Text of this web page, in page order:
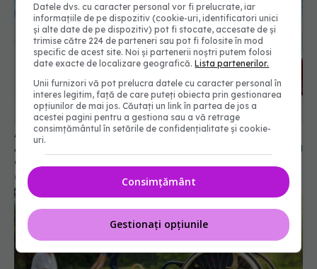
Alertă în Europa după un nou caz de hantavirus
Anzi, singura tulpină care se transmite de la om la
06 aug 2026, 20:06
Datele dvs. cu caracter personal vor fi prelucrate, iar
informațiile de pe dispozitiv (cookie-uri, identificatori unici
și alte date de pe dispozitiv) pot fi stocate, accesate de și
trimise către 224 de parteneri sau pot fi folosite în mod
specific de acest site. Noi și partenerii noștri putem folosi
date exacte de localizare geografică.Lista partenerilor.
Unii furnizori vă pot prelucra datele cu caracter personal în
interes legitim, față de care puteți obiecta prin gestionarea
opțiunilor de mai jos. Căutați un link în partea de jos a
acestei pagini pentru a gestiona sau a vă retrage
consimțământul în setările de confidențialitate și cookie-
uri.
Consimțământ
Gestionați opțiunile